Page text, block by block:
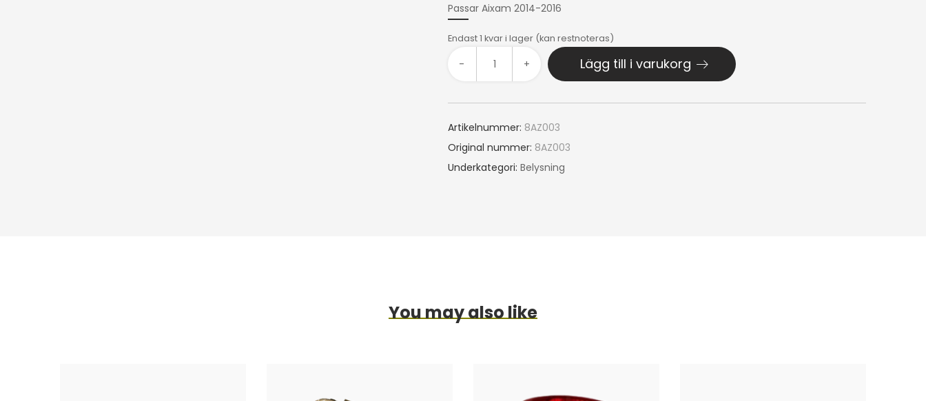
Passar Aixam 2014-2016
Endast 1 kvar i lager (kan restnoteras)
- + Lägg till i varukorg
Artikelnummer: 8AZ003
Original nummer: 8AZ003
Underkategori: Belysning
You may also like